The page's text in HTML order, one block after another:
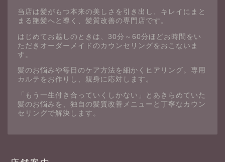
当店は髪がもつ本来の美しさを引き出し、キレイにまと
まる艶髪へと導く、髪質改善の専門店です。
はじめてお越しのときは、30分～60分ほどお時間をい
ただきオーダーメイドのカウンセリングをおこないま
す。
髪のお悩みや毎日のケア方法を細かくヒアリング。専用
カルテをお作りし、親身に応対します。
「もう一生付き合っていくしかない」とあきらめていた
髪のお悩みを、独自の髪質改善メニューと丁寧なカウン
セリングで解決します。